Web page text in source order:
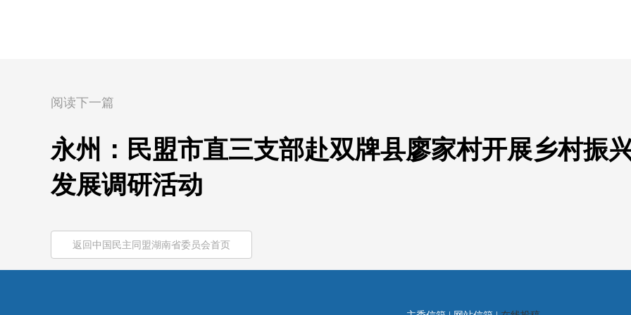
阅读下一篇
永州：民盟市直三支部赴双牌县廖家村开展乡村振
发展调研活动
返回中国民主同盟湖南省委员会首页